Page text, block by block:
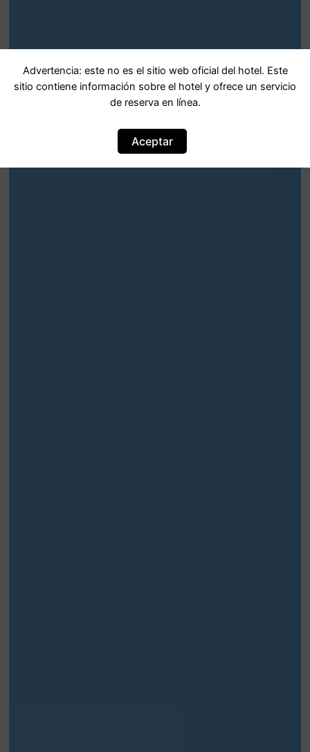
Advertencia: este no es el sitio web oficial del hotel. Este
sitio contiene información sobre el hotel y ofrece un servicio
de reserva en línea.
Aceptar